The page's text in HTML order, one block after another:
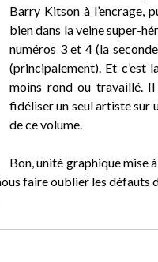
Barry Kitson à l’encrage,
bien dans la veine super-
numéros 3 et 4 (la
(principalement). Et c’est
moins rond ou travaillé. Il
fidéliser un seul artiste sur
de ce volume.
Bon, unité graphique mise
faire oublier les défauts